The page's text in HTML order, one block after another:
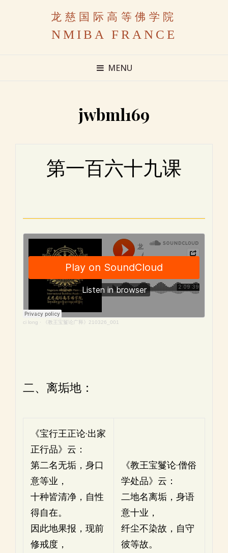
龙慈国际高等佛学院
NMIBA FRANCE
MENU
jwbml169
第一百六十九课
ci long · 《教王宝鬘论广释》210326_001
二、离垢地：
《宝行王正论·出家
正行品》云：
第二名无垢，身口
意等业，
十种皆清净，自性
得自在。
因此地果报，现前
修戒度，
《教王宝鬘论·僧俗
学处品》云：
二地名离垢，身语
意十业，
纤尘不染故，自守
彼等故。